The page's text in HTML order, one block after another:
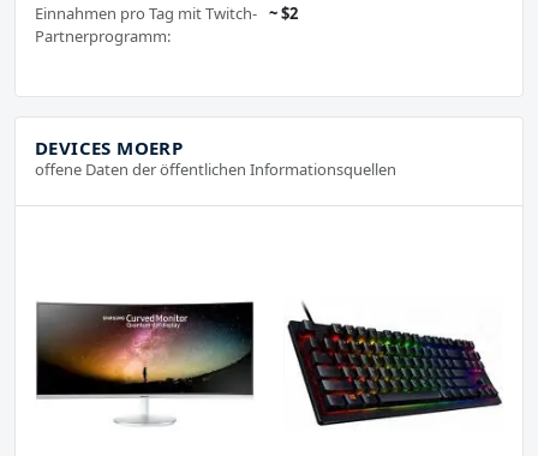
Einnahmen pro Tag mit Twitch-
Partnerprogramm:
~ $2
DEVICES MOERP
offene Daten der öffentlichen Informationsquellen